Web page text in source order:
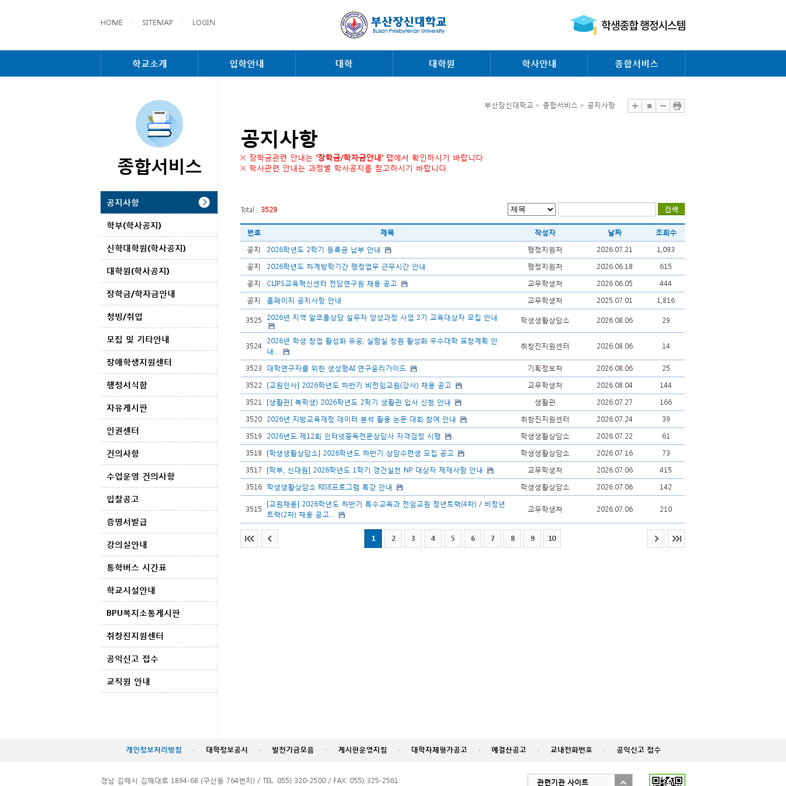
HOME · SITEMAP · LOGIN
학교소개 입학안내 대학 대학원 학사안내 종합서비스
종합서비스
공지사항
학부(학사공지)
신학대학원(학사공지)
대학원(학사공지)
장학금/학자금안내
청빙/취업
모집 및 기타안내
장애학생지원센터
행정서식함
자유게시판
인권센터
건의사항
수업운영 건의사항
입찰공고
증명서발급
강의실안내
통학버스 시간표
학교시설안내
BPU복지소통게시판
취창진지원센터
공익신고 접수
교직원 안내
부산장신대학교 > 종합서비스 > 공지사항
공지사항
※ 장학금관련 안내는 '장학금/학자금안내' 탭에서 확인하시기 바랍니다.
※ 학사관련 안내는 과정별 학사공지를 참고하시기 바랍니다.
Total : 3529
번호 제목 작성자 날짜
조회수
공지
2026학년도 2학기 등록금 납부 안내 행정지원처 2026.07.21
1,093
공지
2026학년도 하계방학기간 행정업무 근무시간 안내 행정지원처 2026.06.18
615
공지
CLIPS교육혁신센터 전담연구원 채용 공고 교무학생처 2026.06.05
444
공지
홈페이지 공지사항 안내 교무학생처 2025.07.01 1,816
3525 2026년 지역 알코올상담 실무자 양성과정 사업 2기 교육대상자 모집 안내 학생생활상담소 2026.08.06 29
3524
2026년 학생 창업 활성화 유공, 실험실 창원 활성화 우수대학 표창계획 안
내...
취창진지원센터 2026.08.06 14
3523 대학연구자를 위한 생성형AI 연구윤리가이드 기획정보처 2026.08.06
25
3522
[교원인사] 2026학년도 하반기 비전임교원(강사) 채용 공고 교무학생처 2026.08.04
144
3521
[생활관] 복학생) 2026학년도 2학기 생활관 입사 신청 안내 생활관 2026.07.27
166
3520
2026년 지방교육재정 데이터 분석 활용 논문 대회 참여 안내 취창진지원센터 2026.07.24
39
3519
2026년도 제12회 인터넷중독전문상담사 자격검정 시행 학생생활상담소 2026.07.22
61
3518
[학생생활상담소] 2026학년도 하반기 상담수련생 모집 공고 학생생활상담소 2026.07.16
73
3517
[학부, 신대원] 2026학년도 1학기 경건실천 NP 대상자 제재사항 안내 교무학생처 2026.07.06
415
3516 학생생활상담소 RISE프로그램 특강 안내 학생생활상담소 2026.07.06 142
3515
[교원채용] 2026학년도 하반기 특수교육과 전임교원 정년트랙(4차) / 비정년
트랙(2차) 채용 공고...
교무학생처 2026.07.06 210
1 2 3 4 5 6 7 8 9 10
개인정보처리방침 · 대학정보공시 · 발전기금모음 · 게시판운영지침 · 대학자체평가공고 · 예결산공고 · 교내전화번호 · 공익신고 접수
경남 김해시 김해대로 1894-68 (구산동 764번지) / TEL. 055) 320-2500 / FAX. 055) 325-2561 관련기관 사이트